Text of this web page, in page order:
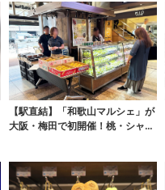
【駅直結】「和歌山マルシェ」が
大阪・梅田で初開催！桃・シャイ